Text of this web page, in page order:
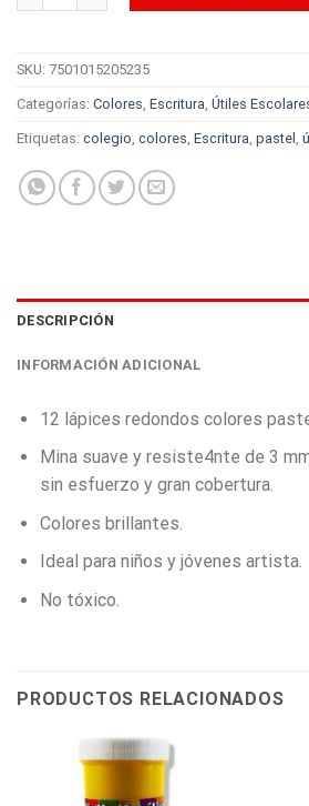
SKU: 7501015205235
Categorías: Colores Escritura Útiles
Etiquetas: colegio colores Escritura pastel
DESCRIPCIÓN
INFORMACIÓN ADICIONAL
12 lápices redondos colores
Mina suave y resiste4nte de 3
sin esfuerzo y gran cobertura.
Colores brillantes.
Ideal para niños y jóvenes artista.
No tóxico.
PRODUCTOS RELACIONADOS